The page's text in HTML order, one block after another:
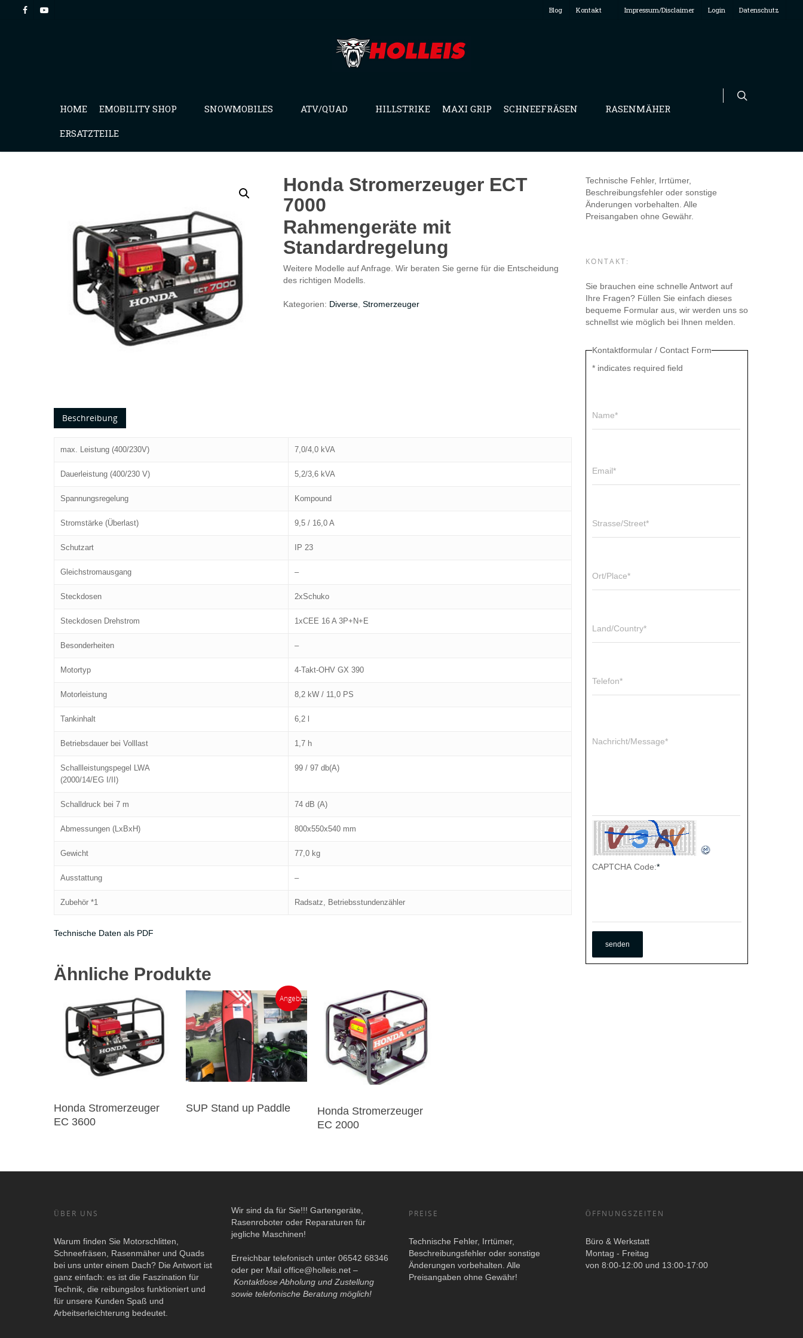
Blog Kontakt Impressum/Disclaimer Login Datenschutz
HOME EMOBILITY SHOP SNOWMOBILES ATV/QUAD HILLSTRIKE MAXI GRIP SCHNEEFRÄSEN RASENMÄHER
ERSATZTEILE
Honda Stromerzeuger ECT
7000
Rahmengeräte mit
Standardregelung
Weitere Modelle auf Anfrage. Wir beraten Sie gerne für die Entscheidung
des richtigen Modells.
Kategorien: Diverse, Stromerzeuger
Beschreibung
max. Leistung (400/230V) 7,0/4,0 kVA
Dauerleistung (400/230 V) 5,2/3,6 kVA
Spannungsregelung Kompound
Stromstärke (Überlast) 9,5 / 16,0 A
Schutzart IP 23
Gleichstromausgang –
Steckdosen 2xSchuko
Steckdosen Drehstrom 1xCEE 16 A 3P+N+E
Besonderheiten –
Motortyp 4-Takt-OHV GX 390
Motorleistung 8,2 kW / 11,0 PS
Tankinhalt 6,2 l
Betriebsdauer bei Volllast 1,7 h
Schallleistungspegel LWA
(2000/14/EG I/II)
99 / 97 db(A)
Schalldruck bei 7 m 74 dB (A)
Abmessungen (LxBxH) 800x550x540 mm
Gewicht 77,0 kg
Ausstattung –
Zubehör *1 Radsatz, Betriebsstundenzähler
Technische Daten als PDF
Ähnliche Produkte
Honda Stromerzeuger
EC 3600
Angebot!
SUP Stand up Paddle
Honda Stromerzeuger
EC 2000
Technische Fehler, Irrtümer,
Beschreibungsfehler oder sonstige
Änderungen vorbehalten. Alle
Preisangaben ohne Gewähr.
KONTAKT:
Sie brauchen eine schnelle Antwort auf
Ihre Fragen? Füllen Sie einfach dieses
bequeme Formular aus, wir werden uns so
schnellst wie möglich bei Ihnen melden.
Kontaktformular / Contact Form
* indicates required field
Name*
Email*
Strasse/Street*
Ort/Place*
Land/Country*
Telefon*
Nachricht/Message*
CAPTCHA Code:*
ÜBER UNS
Warum finden Sie Motorschlitten,
Schneefräsen, Rasenmäher und Quads
bei uns unter einem Dach? Die Antwort ist
ganz einfach: es ist die Faszination für
Technik, die reibungslos funktioniert und
für unsere Kunden Spaß und
Arbeitserleichterung bedeutet.
Wir sind da für Sie!!! Gartengeräte,
Rasenroboter oder Reparaturen für
jegliche Maschinen!
Erreichbar telefonisch unter 06542 68346
oder per Mail office@holleis.net–
Kontaktlose Abholung und Zustellung
sowie telefonische Beratung möglich!
PREISE
Technische Fehler, Irrtümer,
Beschreibungsfehler oder sonstige
Änderungen vorbehalten. Alle
Preisangaben ohne Gewähr!
ÖFFNUNGSZEITEN
Büro & Werkstatt
Montag - Freitag
von 8:00-12:00 und 13:00-17:00